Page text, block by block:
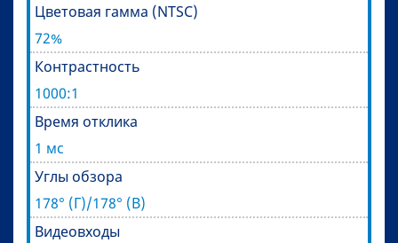
Цветовая гамма (NTSC)
72%
Контрастность
1000:1
Время отклика
1 мс
Углы обзора
178° (Г)/178° (В)
Видеовходы